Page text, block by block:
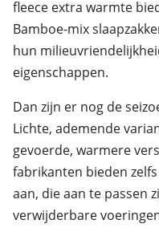
fleece extra warmte
Bamboe-mix
hun
eigenschappen.
Dan zijn er nog de
Lichte, ademende
gevoerde, warmere
fabrikanten bieden
aan, die aan te passen
verwijderbare